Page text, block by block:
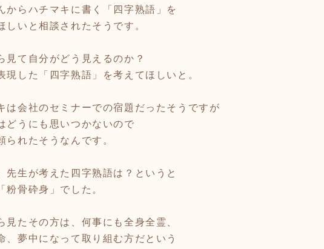
からハチマキに書く「四字熟語」を
しいと相談されたそうです。
見て自分がどう見えるのか？
現した「四字熟語」を考えてほしいと。
は会社のセミナーでの宿題だったそうですが
どうにも思いつかないので
られたそうなんです。
先生が考えた四字熟語は？というと
粉骨砕身」でした。
見たその方は、何事にも全身全霊、
、夢中になって取り組む方だという